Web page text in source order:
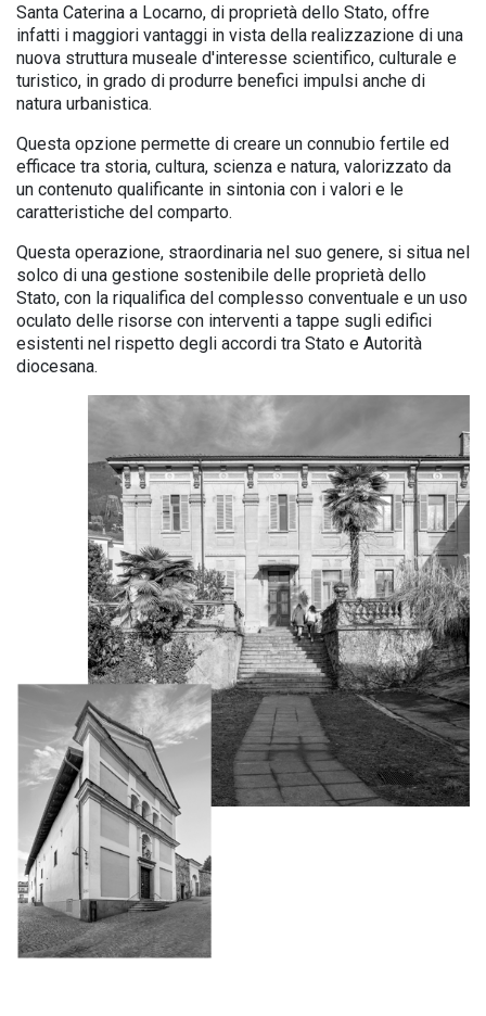
Santa Caterina a Locarno, di proprietà dello Stato, offre
infatti i maggiori vantaggi in vista della realizzazione di una
nuova struttura museale d'interesse scientifico, culturale e
turistico, in grado di produrre benefici impulsi anche di
natura urbanistica.
Questa opzione permette di creare un connubio fertile ed
efficace tra storia, cultura, scienza e natura, valorizzato da
un contenuto qualificante in sintonia con i valori e le
caratteristiche del comparto.
Questa operazione, straordinaria nel suo genere, si situa nel
solco di una gestione sostenibile delle proprietà dello
Stato, con la riqualifica del complesso conventuale e un uso
oculato delle risorse con interventi a tappe sugli edifici
esistenti nel rispetto degli accordi tra Stato e Autorità
diocesana.